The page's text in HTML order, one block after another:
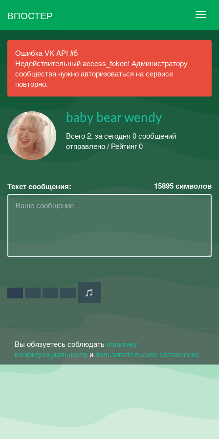
ВПОСТЕР
Ошибка VK API #5
Недействительный access_token! Администратору
сообщества нужно авторизоваться на сервисе
повторно.
baby bear wendy
Всего 2, за сегодня 0 сообщений
отправлено / Рейтинг 0
Текст сообщения: 15895символов
Вы обязуетесь соблюдать политику
конфиденциальности и пользовательское соглашение